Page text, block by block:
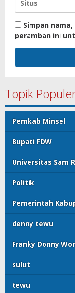
Simpan
peramban ini
Topik
Pemkab Minsel
Bupati FDW
Universitas Sam
Politik
Pemerintah
denny tewu
Franky Donny
sulut
tewu